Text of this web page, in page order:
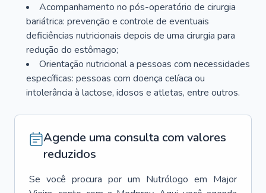
Acompanhamento no pós-operatório de cirurgia
bariátrica: prevenção e controle de eventuais
deficiências nutricionais depois de uma cirurgia para
redução do estômago;
Orientação nutricional a pessoas com necessidades
específicas: pessoas com doença celíaca ou
intolerância à lactose, idosos e atletas, entre outros.
Agende uma consulta com valores
reduzidos
Se você procura por um Nutrólogo em Major